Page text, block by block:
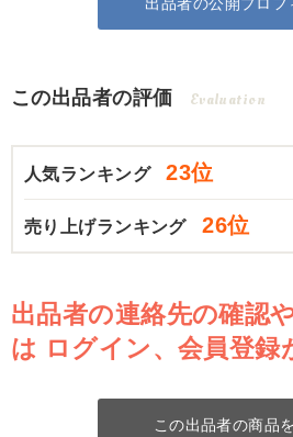
この出品者の評価 Evaluation
人気ランキング 23位
売り上げランキング 26位
出品者の連絡先の確認
は ログイン、会員登録
この出品者の商品